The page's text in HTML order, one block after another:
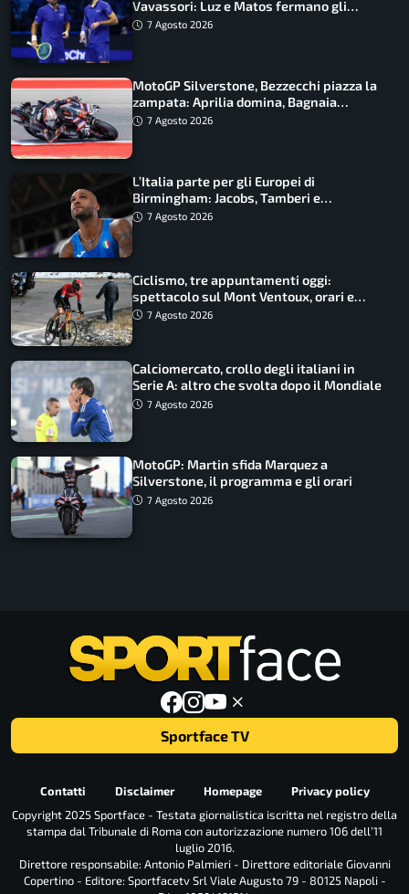
Vavassori: Luz e Matos fermano gli
azzurri
7 Agosto 2026
MotoGP Silverstone, Bezzecchi piazza la
zampata: Aprilia domina, Bagnaia
costretto al Q1
7 Agosto 2026
L’Italia parte per gli Europei di
Birmingham: Jacobs, Tamberi e
Battocletti guidano una spedizione
7 Agosto 2026
Ciclismo, tre appuntamenti oggi:
spettacolo sul Mont Ventoux, orari e
come vederli
7 Agosto 2026
Calciomercato, crollo degli italiani in
Serie A: altro che svolta dopo il Mondiale
7 Agosto 2026
MotoGP: Martin sfida Marquez a
Silverstone, il programma e gli orari
7 Agosto 2026
Sportface TV
Contatti Disclaimer Homepage
Privacy policy
Copyright 2025 Sportface - Testata giornalistica iscritta nel registro della
stampa dal Tribunale di Roma con autorizzazione numero 106 dell’11
luglio 2016.
Direttore responsabile: Antonio Palmieri - Direttore editoriale Giovanni
Copertino - Editore: Sportfacetv Srl Viale Augusto 79 - 80125 Napoli -